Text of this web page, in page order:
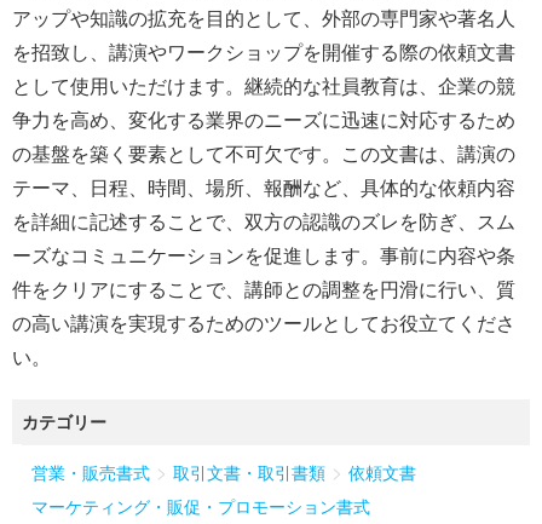
アップや知識の拡充を目的として、外部の専門家や著名人
を招致し、講演やワークショップを開催する際の依頼文書
として使用いただけます。継続的な社員教育は、企業の競
争力を高め、変化する業界のニーズに迅速に対応するため
の基盤を築く要素として不可欠です。この文書は、講演の
テーマ、日程、時間、場所、報酬など、具体的な依頼内容
を詳細に記述することで、双方の認識のズレを防ぎ、スム
ーズなコミュニケーションを促進します。事前に内容や条
件をクリアにすることで、講師との調整を円滑に行い、質
の高い講演を実現するためのツールとしてお役立てくださ
い。
カテゴリー
営業・販売書式 > 取引文書・取引書類 > 依頼文書
マーケティング・販促・プロモーション書式